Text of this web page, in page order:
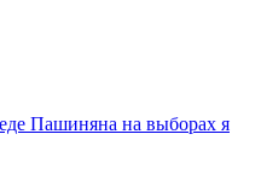
Пашиняна на выборах я